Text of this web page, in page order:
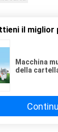
il miglior
Macchina
della